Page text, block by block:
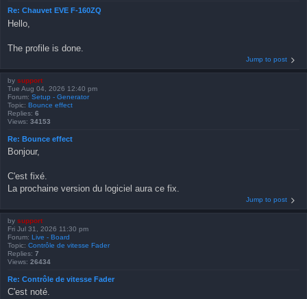
Re: Chauvet EVE F-160ZQ
Hello,
The profile is done.
Jump to post
by support
Tue Aug 04, 2026 12:40 pm
Forum: Setup - Generator
Topic: Bounce effect
Replies: 6
Views: 34153
Re: Bounce effect
Bonjour,
C'est fixé.
La prochaine version du logiciel aura ce fix.
Jump to post
by support
Fri Jul 31, 2026 11:30 pm
Forum: Live - Board
Topic: Contrôle de vitesse Fader
Replies: 7
Views: 26434
Re: Contrôle de vitesse Fader
C'est noté.